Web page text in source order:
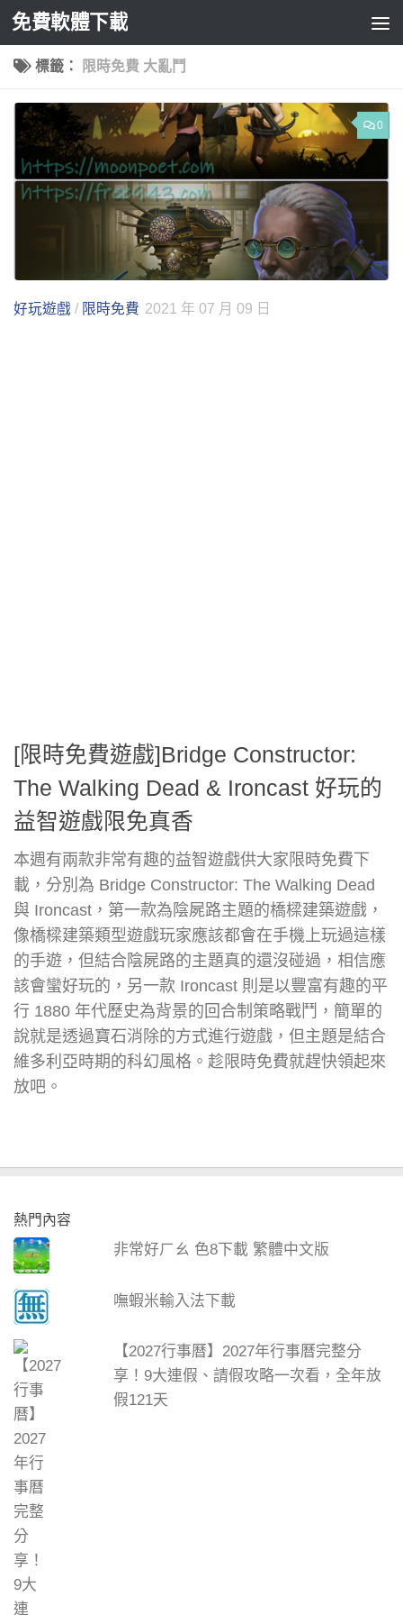
Skip to content
免費軟體下載
標籤： 限時免費 大亂鬥
0
好玩遊戲 / 限時免費 2021 年 07 月 09 日
[限時免費遊戲]Bridge Constructor:
The Walking Dead & Ironcast 好玩的
益智遊戲限免真香
本週有兩款非常有趣的益智遊戲供大家限時免費下
載，分別為 Bridge Constructor: The Walking Dead
與 Ironcast，第一款為陰屍路主題的橋樑建築遊戲，
像橋樑建築類型遊戲玩家應該都會在手機上玩過這樣
的手遊，但結合陰屍路的主題真的還沒碰過，相信應
該會蠻好玩的，另一款 Ironcast 則是以豐富有趣的平
行 1880 年代歷史為背景的回合制策略戰鬥，簡單的
說就是透過寶石消除的方式進行遊戲，但主題是結合
維多利亞時期的科幻風格。趁限時免費就趕快領起來
放吧。
熱門內容
非常好ㄏㄠ 色8下載 繁體中文版
嘸蝦米輸入法下載
【2027行事曆】2027年行事曆完整分
享！9大連假、請假攻略一次看，全年放
假121天